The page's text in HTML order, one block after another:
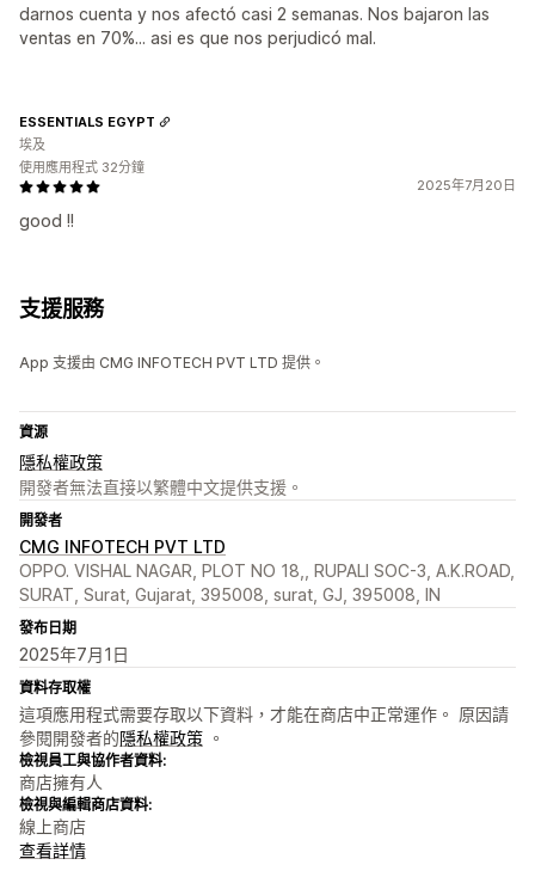
darnos cuenta y nos afectó casi 2 semanas. Nos bajaron las
ventas en 70%... asi es que nos perjudicó mal.
2025年7月20日
good !!
ESSENTIALS EGYPT
埃及
使用應用程式 32分鐘
支援服務
App 支援由 CMG INFOTECH PVT LTD 提供。
資源
隱私權政策
開發者無法直接以繁體中文提供支援。
開發者
CMG INFOTECH PVT LTD
OPPO. VISHAL NAGAR, PLOT NO 18,, RUPALI SOC-3, A.K.ROAD,
SURAT, Surat, Gujarat, 395008, surat, GJ, 395008, IN
發布日期
2025年7月1日
資料存取權
這項應用程式需要存取以下資料，才能在商店中正常運作。 原因請
參閱開發者的隱私權政策 。
檢視員工與協作者資料:
商店擁有人
檢視與編輯商店資料:
線上商店
查看詳情